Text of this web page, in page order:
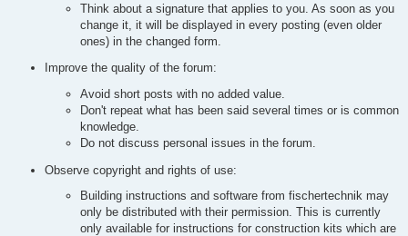
Think about a signature that applies to you. As soon as you
change it, it will be displayed in every posting (even older
ones) in the changed form.
Improve the quality of the forum:
Avoid short posts with no added value.
Don't repeat what has been said several times or is common
knowledge.
Do not discuss personal issues in the forum.
Observe copyright and rights of use:
Building instructions and software from fischertechnik may
only be distributed with their permission. This is currently
only available for instructions for construction kits which are